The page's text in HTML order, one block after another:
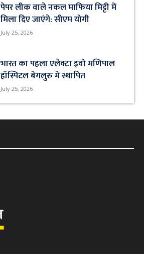
पेपर लीक वाले नकल माफिया मिट्टी में
मिला दिए जाएंगे: सीएम योगी
July 25, 2026
भारत का पहला एलेक्टा इवो मणिपाल
हॉस्पिटल बेंगलुरु में स्थापित
July 25, 2026